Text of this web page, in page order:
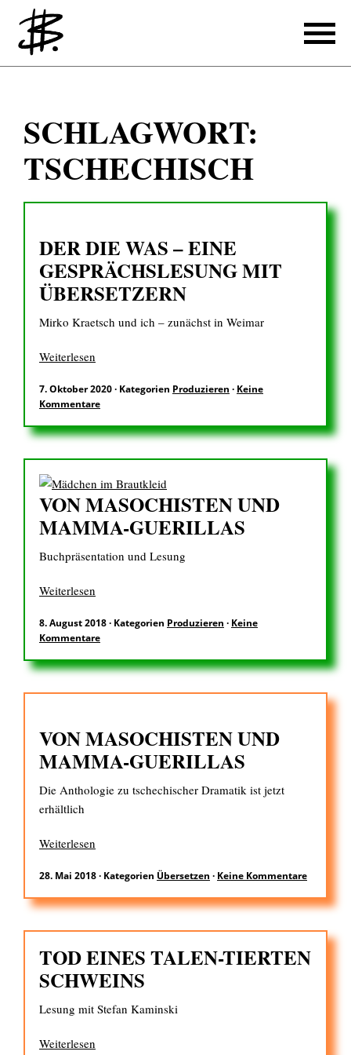
Schreiben
Referenzen
Produzieren
Übersetzen
Referenzen
Über mich
EN
nach:
SCHLAGWORT:
TSCHECHISCH
DER DIE WAS – EINE
GESPRÄCHS­LESUNG MIT
ÜBER­SETZERN
Mirko Kraetsch und ich – zunächst in Weimar
Weiterlesen
7. Oktober 2020· Kategorien Produzieren · Keine
Kommentare
VON MASOCHISTEN UND
MAMMA-GUERILLAS
Buchpräsentation und Lesung
Weiterlesen
8. August 2018· Kategorien Produzieren · Keine
Kommentare
VON MASOCHISTEN UND
MAMMA-GUERILLAS
Die Anthologie zu tschechischer Dramatik ist jetzt
erhältlich
Weiterlesen
28. Mai 2018· Kategorien Übersetzen · Keine Kommentare
TOD EINES TALEN-TIERTEN
SCHWEINS
Lesung mit Stefan Kaminski
Weiterlesen